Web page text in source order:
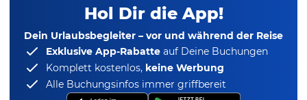
Hol Dir die App!
Dein Urlaubsbegleiter – vor und während der Reise
Exklusive App-Rabatte auf Deine Buchungen
Komplett kostenlos, keine Werbung
Alle Buchungsinfos immer griffbereit